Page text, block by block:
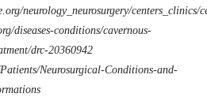
neurology_neurosurgery/
diseases-conditions/cavernous-
drc-20360942
Neurosurgical-Conditions-and-